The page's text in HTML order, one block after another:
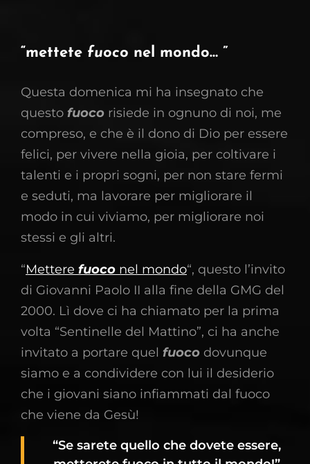
“mettete fuoco nel mondo… ”
Questa domenica mi ha insegnato che
questo fuoco risiede in ognuno di noi, me
compreso, e che è il dono di Dio per essere
felici, per vivere nella gioia, per coltivare i
talenti e i propri sogni, per non stare fermi
e seduti, ma lavorare per migliorare il
modo in cui viviamo, per migliorare noi
stessi e gli altri.
“Mettere fuoco nel mondo“, questo l’invito
di Giovanni Paolo II alla fine della GMG del
2000. Lì dove ci ha chiamato per la prima
volta “Sentinelle del Mattino”, ci ha anche
invitato a portare quel fuoco dovunque
siamo e a condividere con lui il desiderio
che i giovani siano infiammati dal fuoco
che viene da Gesù!
“Se sarete quello che dovete essere,